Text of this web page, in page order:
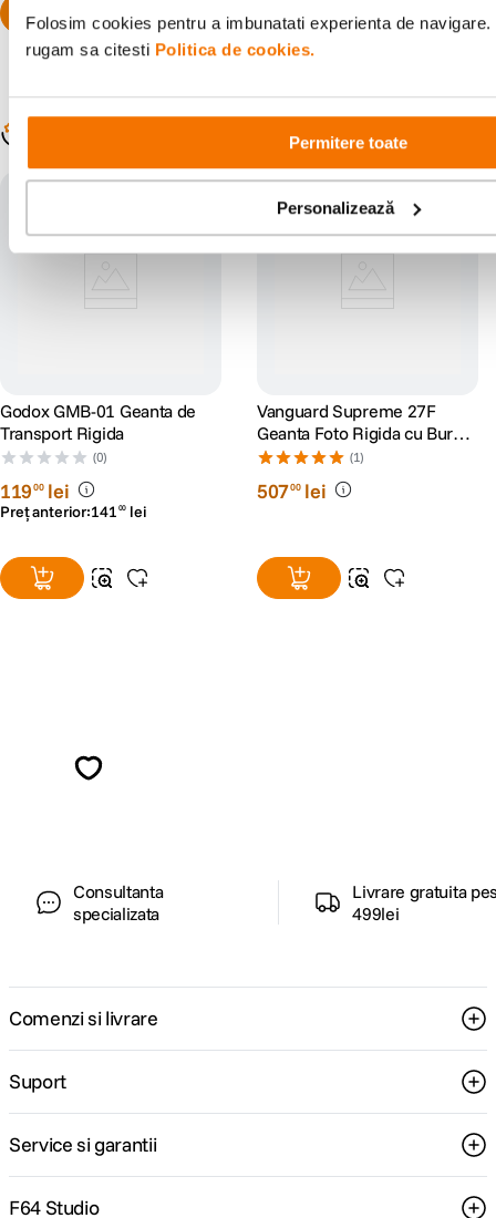
Folosim cookies pentru a imbunatati experienta de
rugam sa citesti Politica de cookies.
Permitere toate
Personalizează
Pachet promo disponibil
Populare în aceeași categorie
Godox GMB-01 Geanta de
Transport Rigida
(0)
11900 lei
Preț anterior:141 00 lei
Vanguard Supreme 27F
Geanta Foto Rigida cu Burete
Interior
(1)
50700 lei
Consultanta
specializata
Livrare gratuita
499lei
Comenzi si livrare
Suport
Service si garantii
F64 Studio